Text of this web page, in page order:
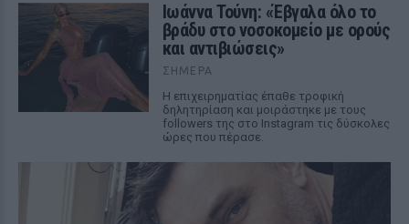
Ιωάννα Τούνη: «Έβγαλα όλο το
βράδυ στο νοσοκομείο με ορούς
και αντιβιώσεις»
ΣΉΜΕΡΑ
Η επιχειρηματίας έπαθε τροφική
δηλητηρίαση και μοιράστηκε με τους
followers της στο Instagram τις δύσκολες
ώρες που πέρασε.